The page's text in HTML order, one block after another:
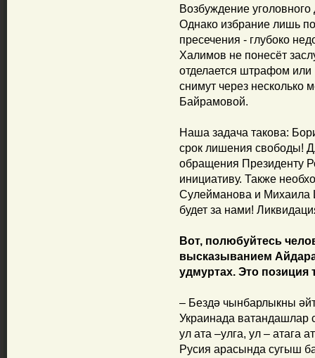
Возбуждение
Однако избрание лишь
пресечения - глубоко
Халимов не понесёт
отделается штрафом или
снимут через несколько
Байрамовой.
Наша задача такова:
срок лишения свободы!
обращения Президенту
инициативу. Также
Сулейманова и Михаила
будет за нами!
Вот, полюбуйтесь
высказыванием
удмуртах. Это позиция
– Бездә чынбарлыкны
Украинада
ул ата –улга, ул – атага
Русия арасында сугыш